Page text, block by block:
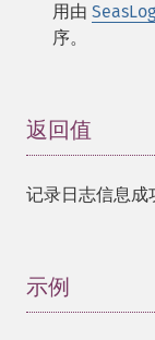
用由
序。
返回值
记录日志信息成
示例